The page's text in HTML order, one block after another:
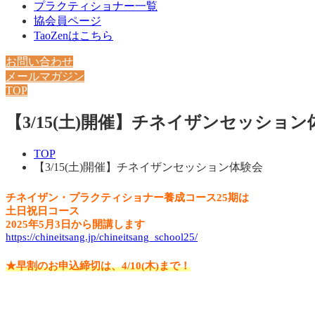
プラクティショナー一覧
協会員ページ
TaoZenはこちら
お問い合わせ
メールマガジン
TOP
【3/15(土)開催】チネイザンセッション
TOP
【3/15(土)開催】チネイザンセッション体験会
チネイザン・プラクティショナー養成コース25期は
土日祝日コース
2025年5月3日から開講します
https://chineitsang.jp/chineitsang_school25/
★早割のお申込締切は、4/10(木)まで！